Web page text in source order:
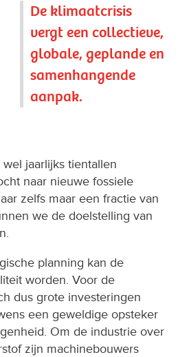
De klimaatcrisis
vergt een collectieve,
globale, geplande en
samenhangende
aanpak.
jaarlijks tientallen
naar nieuwe fossiele
zelfs maar een fractie van
we de doelstelling van
planning kan de
worden. Voor de
dus grote investeringen
een geweldige opsteker
Om de industrie over
zijn machinebouwers